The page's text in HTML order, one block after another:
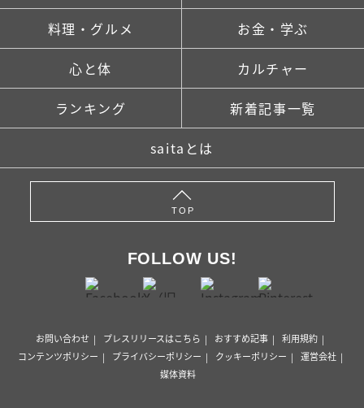
料理・グルメ お金・学ぶ
心と体 カルチャー
ランキング 新着記事一覧
saitaとは
TOP
FOLLOW US!
お問い合わせ プレスリリースはこちら おすすめ記事
利用規約
コンテンツポリシー
プライバシーポリシー クッキーポリシー
運営会社
媒体資料